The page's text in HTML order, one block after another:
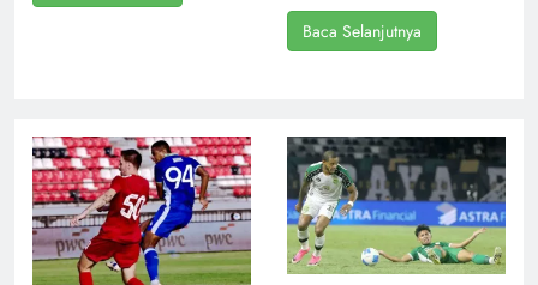
Baca Selanjutnya